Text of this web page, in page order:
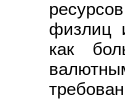
физлиц
как